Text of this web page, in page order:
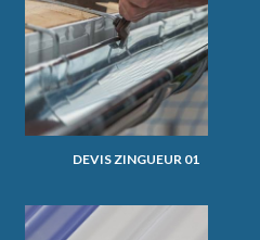
DEVIS ZINGUEUR 01